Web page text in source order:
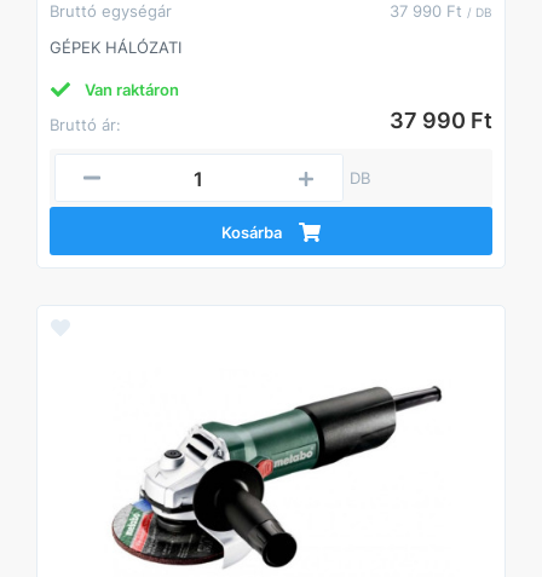
Bruttó egységár
37 990 Ft / DB
GÉPEK HÁLÓZATI
Van raktáron
Bruttó ár:
37 990 Ft
DB
Kosárba